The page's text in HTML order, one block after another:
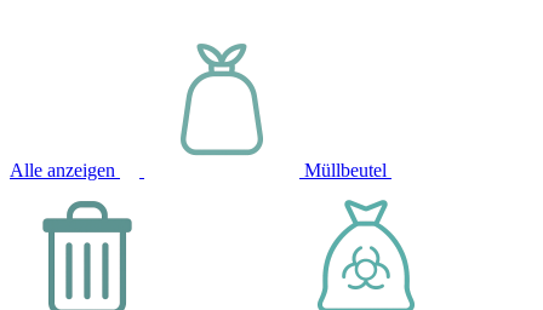
Alle anzeigen Müllbeutel